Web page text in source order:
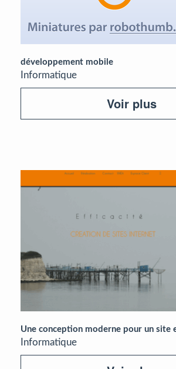
développement mobile
Informatique
Voir plus
Une conception moderne pour un site
Informatique